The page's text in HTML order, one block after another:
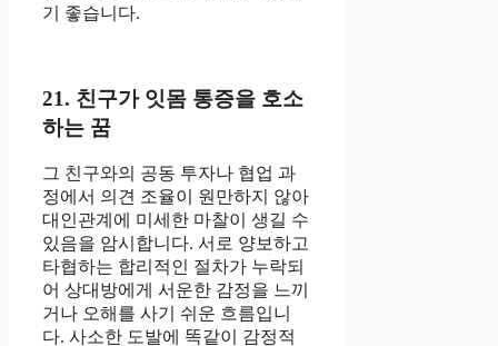
기 좋습니다.
21. 친구가 잇몸 통증을 호소
하는 꿈
그 친구와의 공동 투자나 협업 과
정에서 의견 조율이 원만하지 않아
대인관계에 미세한 마찰이 생길 수
있음을 암시합니다. 서로 양보하고
타협하는 합리적인 절차가 누락되
어 상대방에게 서운한 감정을 느끼
거나 오해를 사기 쉬운 흐름입니
다. 사소한 도발에 똑같이 감정적